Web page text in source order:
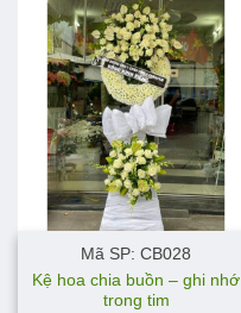
Mã SP: CB028
Kệ hoa chia buồn – ghi nhớ
trong tim